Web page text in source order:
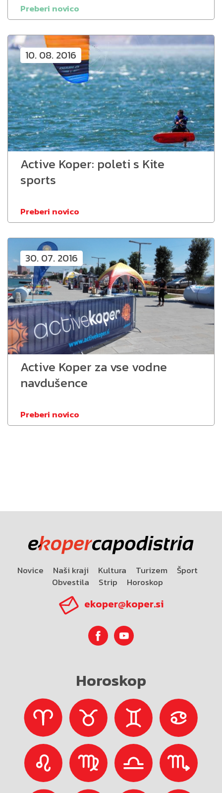
Preberi novico
10. 08. 2016
Active Koper: poleti s Kite
sports
Preberi novico
30. 07. 2016
Active Koper za vse vodne
navdušence
Preberi novico
Novice Naši kraji Kultura Turizem
Šport
Obvestila
Strip Horoskop
ekoper@koper.si
Horoskop